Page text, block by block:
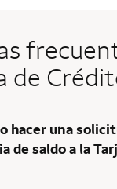
de
hacer una
de saldo a la